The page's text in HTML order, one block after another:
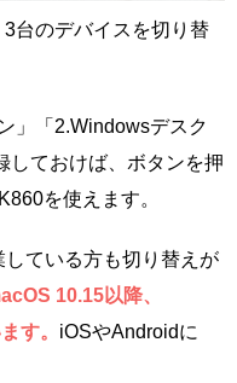
台のデバイスを切り替
」「2.Windowsデスク
しておけば、ボタンを押
を使えます。
ている方も切り替えが
10.15以降、
す。 iOSやAndroidに